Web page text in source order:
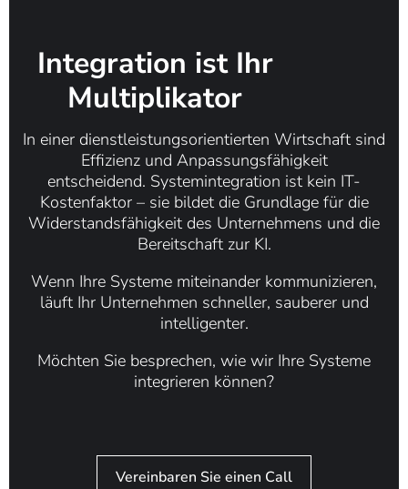
Integration ist Ihr
Multiplikator
In einer dienstleistungsorientierten Wirtschaft sind
Effizienz und Anpassungsfähigkeit
entscheidend. Systemintegration ist kein IT-
Kostenfaktor – sie bildet die Grundlage für die
Widerstandsfähigkeit des Unternehmens und die
Bereitschaft zur KI.
Wenn Ihre Systeme miteinander kommunizieren,
läuft Ihr Unternehmen schneller, sauberer und
intelligenter.
Möchten Sie besprechen, wie wir Ihre Systeme
integrieren können?
Vereinbaren Sie einen Call